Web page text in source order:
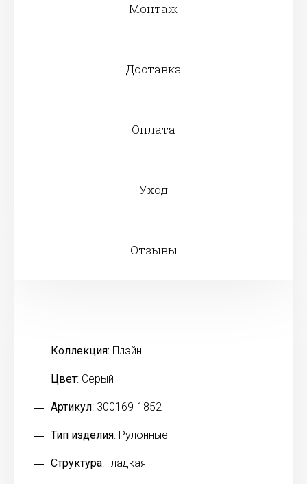
Монтаж
Доставка
Оплата
Уход
Отзывы
Коллекция: Плэйн
Цвет: Серый
Артикул: 300169-1852
Тип изделия: Рулонные
Структура: Гладкая